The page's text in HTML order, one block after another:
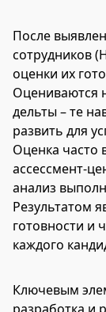
После
сотрудников
оценки их
Оцениваются
дельты – те
развить для
Оценка часто
ассессмент-
анализ
Результатом
готовности и
каждого
Ключевым